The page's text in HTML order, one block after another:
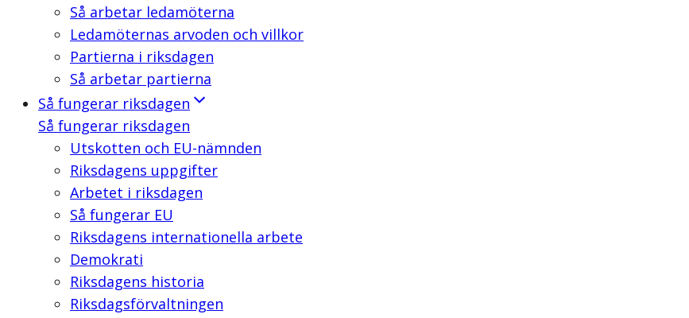
Så arbetar ledamöterna
Ledamöternas arvoden och villkor
Partierna i riksdagen
Så arbetar partierna
Så fungerar riksdagen
Så fungerar riksdagen
Utskotten och EU-nämnden
Riksdagens uppgifter
Arbetet i riksdagen
Så fungerar EU
Riksdagens internationella arbete
Demokrati
Riksdagens historia
Riksdagsförvaltningen